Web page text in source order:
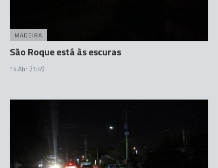
MADEIRA
São Roque está às escuras
14 Abr 21:49